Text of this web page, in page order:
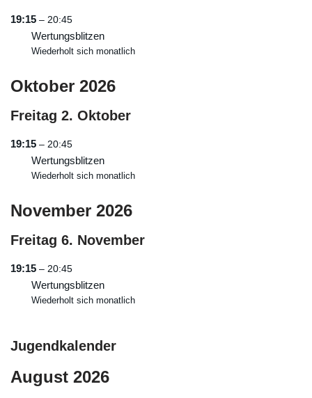
19:15 – 20:45
Wertungsblitzen
Wiederholt sich monatlich
Oktober 2026
Freitag 2. Oktober
19:15 – 20:45
Wertungsblitzen
Wiederholt sich monatlich
November 2026
Freitag 6. November
19:15 – 20:45
Wertungsblitzen
Wiederholt sich monatlich
Jugendkalender
August 2026